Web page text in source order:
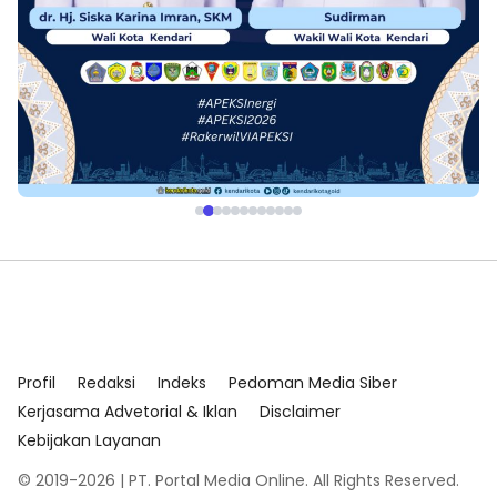
Profil Redaksi Indeks
Pedoman Media Siber
Kerjasama Advetorial & Iklan
Disclaimer
Kebijakan Layanan
© 2019-2026 | PT. Portal Media Online. All Rights Reserved.